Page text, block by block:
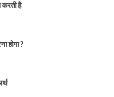
करती है
होगा ?